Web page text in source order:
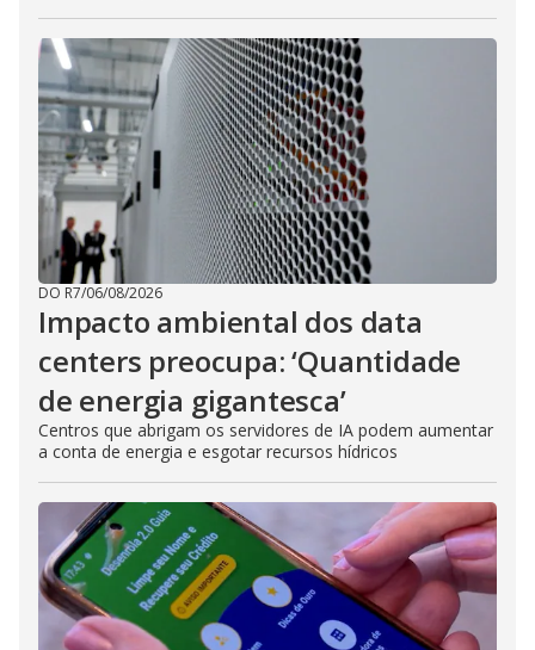
DO R7/06/08/2026
Impacto ambiental dos data
centers preocupa: ‘Quantidade
de energia gigantesca’
Centros que abrigam os servidores de IA podem aumentar
a conta de energia e esgotar recursos hídricos